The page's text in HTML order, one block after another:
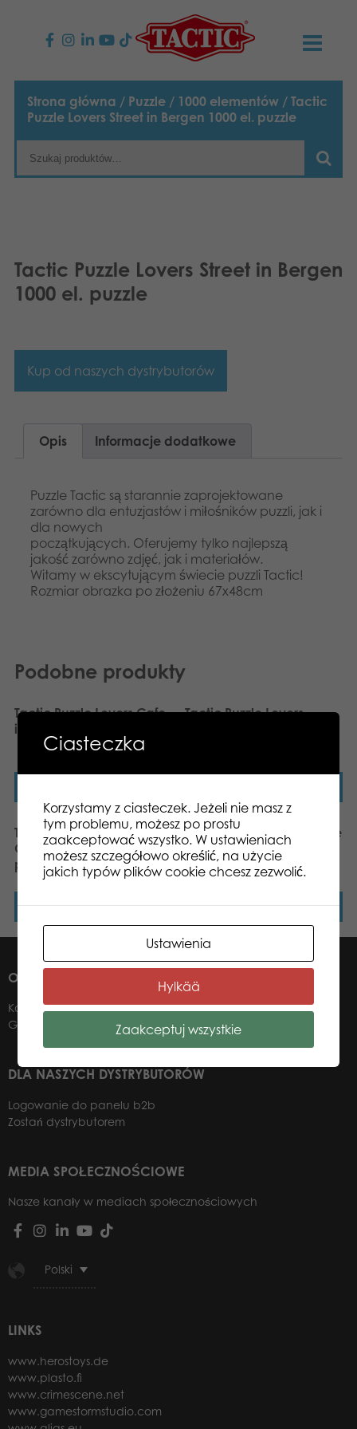
PRODUKTY
Gry dla dzieci
Gry rodzinne
Puzzle
Aplikacje
TACTIC
Nasza historia
Strony internetowe
English
Français
Svenska
Deutsch
Strona główna / Puzzle / 1000 elementów / Tactic
Puzzle Lovers Street in Bergen 1000 el. puzzle
Tactic Puzzle Lovers Street in Bergen
1000 el. puzzle
Kup od naszych dystrybutorów
Opis Informacje dodatkowe
Puzzle Tactic są starannie zaprojektowane
zarówno dla entuzjastów i miłośników puzzli, jak i
dla nowych
początkujących. Oferujemy tylko najlepszą
jakość zarówno zdjęć, jak i materiałów.
Witamy w ekscytującym świecie puzzli Tactic!
Rozmiar obrazka po złożeniu 67x48cm
Podobne produkty
Tactic Puzzle Lovers Cafe
in Paris 1000 el. puzzle
Tactic Puzzle Lovers
Tactic Puzzle Lovers
Greenland 1000 el.
puzzle
Dowiedz się więcej
Tactic Puzzle Lovers Faroe
Islands 1000 el. puzzle
Dowiedz się więcej
O NAS
Kontakt
Gdzie kupić?
DLA NASZYCH DYSTRYBUTORÓW
Logowanie do panelu b2b
Zostań dystrybutorem
MEDIA SPOŁECZNOŚCIOWE
Nasze kanały w mediach społecznościowych
Polski
LINKS
www.herostoys.de
www.plasto.fi
www.crimescene.net
www.gamestormstudio.com
Ciasteczka
Korzystamy z ciasteczek. Jeżeli nie masz z
tym problemu, możesz po prostu
zaakceptować wszystko. W ustawieniach
możesz szczegółowo określić, na użycie
jakich typów plików cookie chcesz zezwolić.
Ustawienia
Hylkää
Zaakceptuj wszystkie